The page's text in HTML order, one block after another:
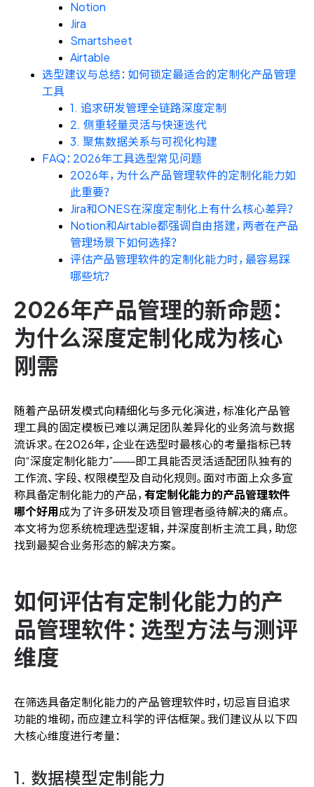
ONES 资讯
ONES 资讯
Notion
Jira
Smartsheet
Airtable
选型建议与总结：如何锁定最适合的定制化产品管理
工具
1. 追求研发管理全链路深度定制
2. 侧重轻量灵活与快速迭代
3. 聚焦数据关系与可视化构建
FAQ：2026年工具选型常见问题
2026年，为什么产品管理软件的定制化能力如
此重要？
Jira和ONES在深度定制化上有什么核心差异？
Notion和Airtable都强调自由搭建，两者在产品
管理场景下如何选择？
评估产品管理软件的定制化能力时，最容易踩
哪些坑？
2026年产品管理的新命题：
为什么深度定制化成为核心
刚需
随着产品研发模式向精细化与多元化演进，标准化产品管
理工具的固定模板已难以满足团队差异化的业务流与数据
流诉求。在2026年，企业在选型时最核心的考量指标已转
向“深度定制化能力”——即工具能否灵活适配团队独有的
工作流、字段、权限模型及自动化规则。面对市面上众多宣
称具备定制化能力的产品， 有定制化能力的产品管理软件
哪个好用 成为了许多研发及项目管理者亟待解决的痛点。
本文将为您系统梳理选型逻辑，并深度剖析主流工具，助您
找到最契合业务形态的解决方案。
如何评估有定制化能力的产
品管理软件：选型方法与测评
维度
在筛选具备定制化能力的产品管理软件时，切忌盲目追求
功能的堆砌，而应建立科学的评估框架。我们建议从以下四
大核心维度进行考量：
1. 数据模型定制能力